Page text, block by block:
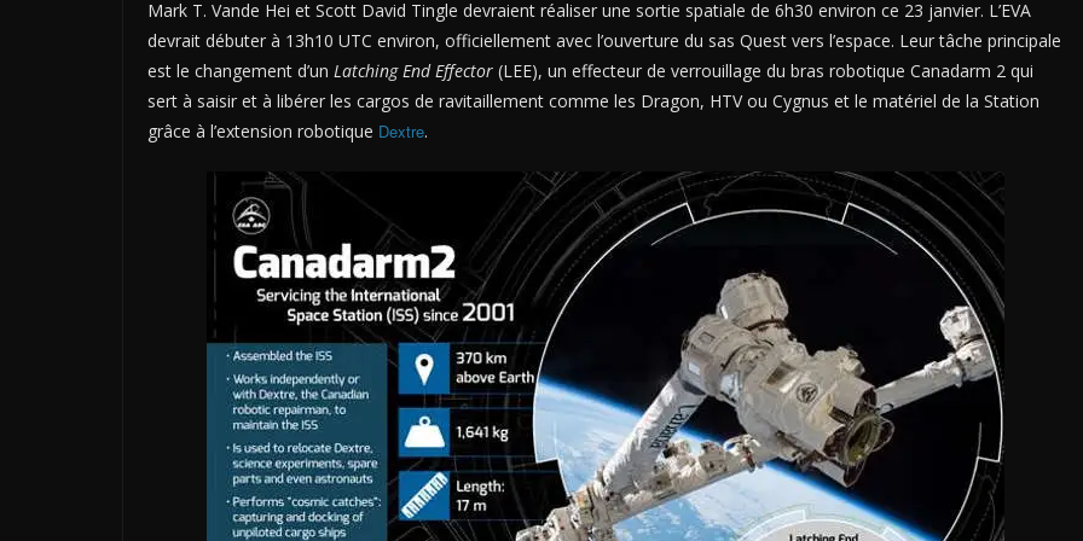
Mark T. Vande Hei et Scott David Tingle ️devraient réaliser une sortie spatiale de 6h30 environ ce 23 janvier. L’EVA
devrait débuter à 13h10 UTC environ, officiellement avec l’ouverture du sas Quest vers l’espace. Leur tâche principale
est le changement d’un Latching End Effector (LEE), un effecteur de verrouillage du bras robotique Canadarm 2 qui
sert à saisir et à libérer les cargos de ravitaillement comme les Dragon, HTV ou Cygnus et le matériel de la Station
grâce à l’extension robotique Dextre.